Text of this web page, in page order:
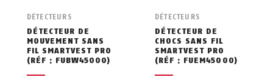
DÉTECTEURS
DÉTECTEUR DE
MOUVEMENT SANS
FIL SMARTVEST PRO
(RÉF : FUBW45000)
DÉTECTEURS
DÉTECTEUR DE
CHOCS SANS FIL
SMARTVEST PRO
(RÉF : FUEM45000)